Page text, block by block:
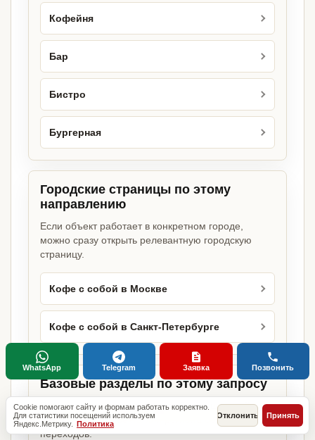
Кофейня
Бар
Бистро
Бургерная
Городские страницы по этому
направлению
Если объект работает в конкретном городе,
можно сразу открыть релевантную городскую
страницу.
Кофе с собой в Москве
Кофе с собой в Санкт-Петербурге
Базовые разделы по этому запросу
Родительские страницы дают более широкий
обзор услуги, объекта или региона без лишних
переходов.
Cookie помогают сайту и формам работать корректно.
Для статистики посещений используем
Яндекс.Метрику. Политика
Отклонить Принять
WhatsApp Telegram Заявка Позвонить